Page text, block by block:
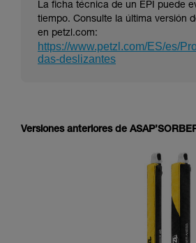
La ficha técnica de un EPI puede
tiempo. Consulte la última versión
en petzl.com:
https://www.petzl.com/ES/es/
das-deslizantes
Versiones anteriores de